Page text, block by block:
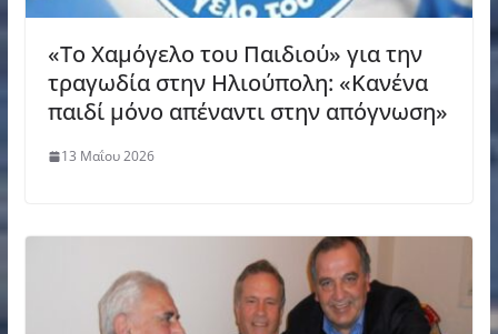
«Το Χαμόγελο του Παιδιού» για την
τραγωδία στην Ηλιούπολη: «Κανένα
παιδί μόνο απέναντι στην απόγνωση»
13 Μαΐου 2026